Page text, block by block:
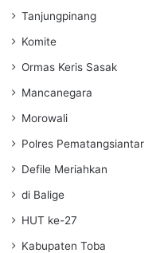
Tanjungpinang
Komite
Ormas Keris Sasak
Mancanegara
Morowali
Polres Pematangsiantar
Defile Meriahkan
di Balige
HUT ke-27
Kabupaten Toba